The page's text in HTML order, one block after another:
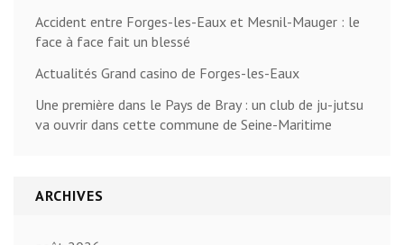
Accident entre Forges-les-Eaux et Mesnil-Mauger : le
face à face fait un blessé
Actualités Grand casino de Forges-les-Eaux
Une première dans le Pays de Bray : un club de ju-jutsu
va ouvrir dans cette commune de Seine-Maritime
ARCHIVES